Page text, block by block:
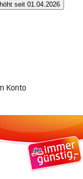
seit 01.04.2026
Konto